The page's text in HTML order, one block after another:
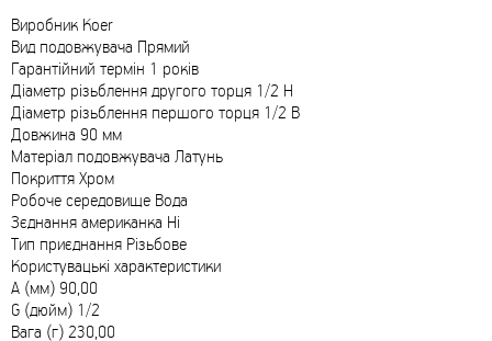
Виробник Koer
Вид подовжувача Прямий
Гарантійний термін 1 років
Діаметр різьблення другого торця 1/2 Н
Діаметр різьблення першого торця 1/2 В
Довжина 90 мм
Матеріал подовжувача Латунь
Покриття Хром
Робоче середовище Вода
Зєднання американка Ні
Тип приєднання Різьбове
Користувацькі характеристики
A (мм) 90,00
G (дюйм) 1/2
Вага (г) 230,00